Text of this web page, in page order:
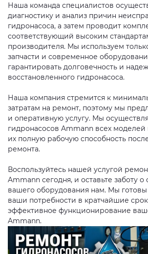
Наша команда специалистов
диагностику и анализ причин
гидронасоса, а затем проводит
соответствующий высоким
производителя. Мы используем
запчасти и современное
гарантировать долговечность и
восстановленного гидронасоса.
Наша компания стремится к
затратам на ремонт, поэтому мы
и оперативную услугу. Мы
гидронасосов Ammann всех моделей
их полную рабочую способность
ремонта.
Воспользуйтесь нашей услугой
Ammann сегодня, и оставьте заботу о
вашего оборудования нам. Мы
ваши потребности в кратчайшие
эффективное функционирование
Ammann.